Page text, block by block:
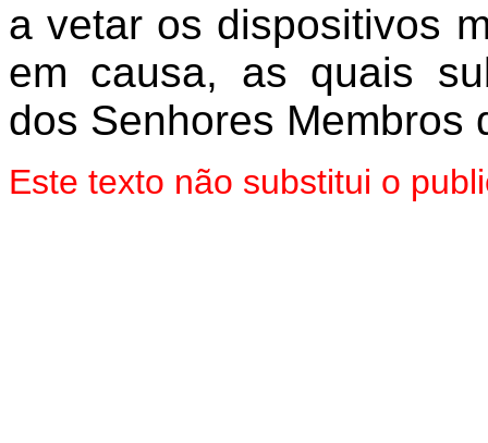
a vetar os dispositivos
em causa, as quais
dos Senhores Membros
Este texto não substitui o